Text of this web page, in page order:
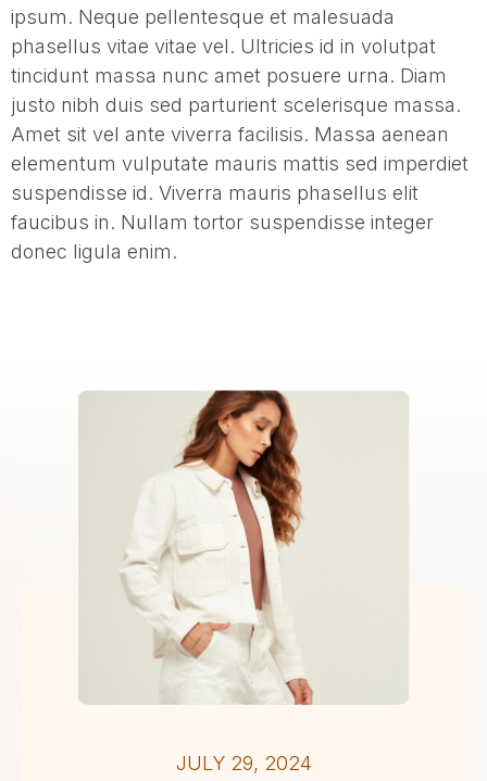
ipsum. Neque pellentesque et malesuada
phasellus vitae vitae vel. Ultricies id in volutpat
tincidunt massa nunc amet posuere urna. Diam
justo nibh duis sed parturient scelerisque massa.
Amet sit vel ante viverra facilisis. Massa aenean
elementum vulputate mauris mattis sed imperdiet
suspendisse id. Viverra mauris phasellus elit
faucibus in. Nullam tortor suspendisse integer
donec ligula enim.
JULY 29, 2024